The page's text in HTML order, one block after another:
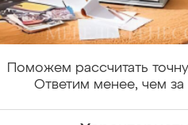
Поможем рассчитать
Ответим менее, чем за